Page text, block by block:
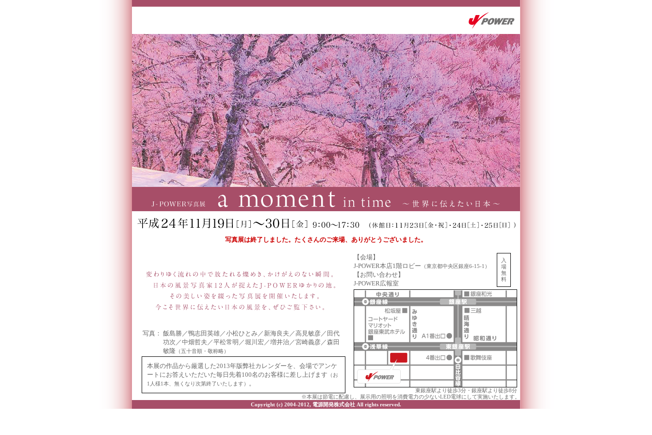
写真展は終了しました。たくさんのご来場、ありがとうございました。
【会場】
J-POWER本店1階ロビー （東京都中央区銀座6-15-1）
【お問い合わせ】
J-POWER広報室
入
場
無
料
東銀座駅より徒歩3分・銀座駅より徒歩8分
写真： 飯島勝／鴨志田英雄／小松ひとみ／新海良夫／高見敏彦／田代
功次／中畑哲夫／平松常明／堀川宏／増井治／宮崎義彦／森田
敏隆 （五十音順・敬称略）
本展の作品から厳選した2013年版弊社カレンダーを、会場でアンケ
ートにお答えいただいた毎日先着100名のお客様に差し上げます （お
1人様1本、無くなり次第終了いたします） 。
※本展は節電に配慮し、展示用の照明を消費電力の少ないLED電球にして実施いたします。
Copyright (c) 2004-2012, 電源開発株式会社 All rights reserved.